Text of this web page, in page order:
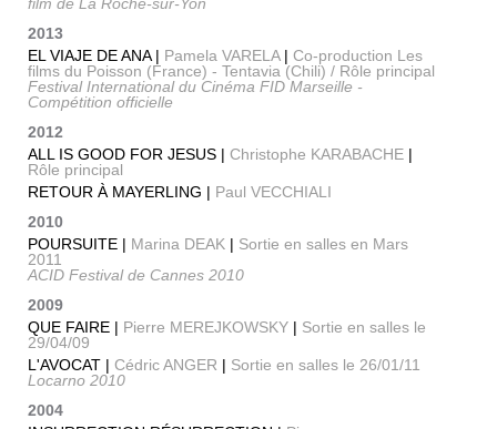
2013
EL VIAJE DE ANA | Pamela VARELA| Co-production Les
films du Poisson (France) - Tentavia (Chili) / Rôle principal
Festival International du Cinéma FID Marseille -
Compétition officielle
2012
ALL IS GOOD FOR JESUS | Christophe KARABACHE |
Rôle principal
RETOUR À MAYERLING | Paul VECCHIALI
2010
POURSUITE | Marina DEAK | Sortie en salles en Mars
2011
ACID Festival de Cannes 2010
2009
QUE FAIRE | Pierre MEREJKOWSKY | Sortie en salles le
29/04/09
L'AVOCAT | Cédric ANGER | Sortie en salles le 26/01/11
Locarno 2010
2004